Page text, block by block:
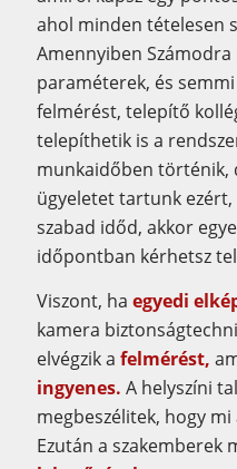
ahol minden tételesen
Amennyiben Számodra
paraméterek, és
felmérést, telepítő
telepíthetik is a
munkaidőben történik,
ügyeletet tartunk ezért,
szabad időd, akkor
időpontban kérhetsz
Viszont, ha egyedi
kamera
elvégzik a felmérést,
ingyenes. A helyszíni
megbeszélitek, hogy mi
Ezután a szakemberek